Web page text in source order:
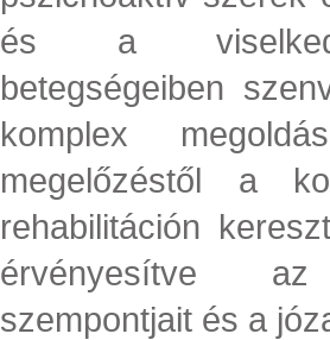
és a
betegségeiben
komplex
megelőzéstől a
rehabilitáción
érvényesítve az
szempontjait és a